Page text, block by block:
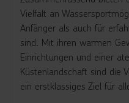
Vielfalt an
Anfänger als auch für
sind. Mit ihren warmen
Einrichtungen und einer
Küstenlandschaft sind die
ein erstklassiges Ziel für